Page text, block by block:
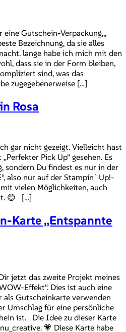
Gutschein-Verpackung,,,
Bezeichnung, da sie alles
lange habe ich mich mit den
dass sie in der Form bleiben,
sind, was das
zugegebenerweise […]
Rosa
gar nicht gezeigt. Vielleicht hast
Pick Up“ gesehen. Es
sondern Du findest es nur in der
also nur auf der Stampin`Up!-
vielen Möglichkeiten, auch
😊 […]
Karte „Entspannte
jetzt das zweite Projekt meines
Effekt“. Dies ist auch eine
als Gutscheinkarte verwenden
Umschlag für eine persönliche
ist. Die Idee zu dieser Karte
💗 Diese Karte habe